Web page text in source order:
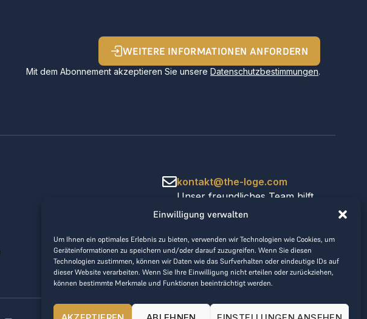
Einwilligung verwalten
Um Ihnen ein optimales Erlebnis zu bieten, verwenden wir Technologien wie Cookies, um
Geräteinformationen zu speichern und/oder darauf zuzugreifen. Wenn Sie diesen
Technologien zustimmen, können wir Daten wie das Surfverhalten oder eindeutige IDs auf
dieser Website verarbeiten. Wenn Sie Ihre Einwilligung nicht erteilen oder zurückziehen,
können bestimmte Merkmale und Funktionen beeinträchtigt werden.
WEITERE INFORMATIONEN ANFORDERN
Mit dem Abonnement akzeptieren Sie unsereDatenschutzbestimmungen.
kontakt@the-loge.com
Unser freundliches Team hilft
Ihnen gerne weiter.
Mo-Fr von 8:00 bis 17:00 Uhr.